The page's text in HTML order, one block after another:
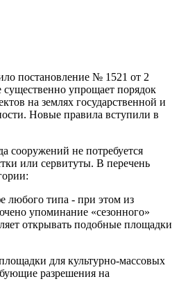
постановление № 1521 от 2
существенно упрощает порядок
на землях государственной и
Новые правила вступили в
сооружений не потребуется
или сервитуты. В перечень
любого типа - при этом из
упоминание «сезонного»
открывать подобные площадки
для культурно-массовых
разрешения на